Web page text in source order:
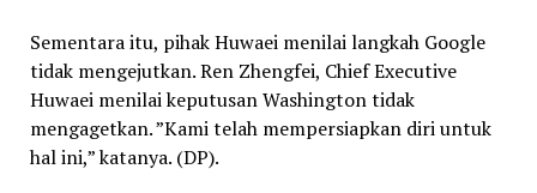
Sementara itu, pihak Huwaei menilai langkah Google
tidak mengejutkan. Ren Zhengfei, Chief Executive
Huwaei menilai keputusan Washington tidak
mengagetkan. ”Kami telah mempersiapkan diri untuk
hal ini,” katanya. (DP).